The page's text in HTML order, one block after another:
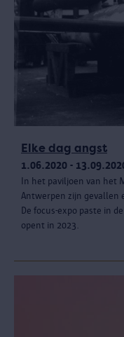
Elke dag angst
1.06.2020 -
In het paviljoen van het
Antwerpen zijn gevallen
De focus-expo paste in
opent in 2023.